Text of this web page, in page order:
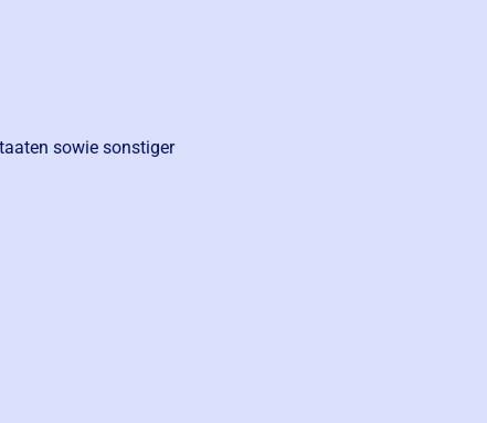
sowie sonstiger